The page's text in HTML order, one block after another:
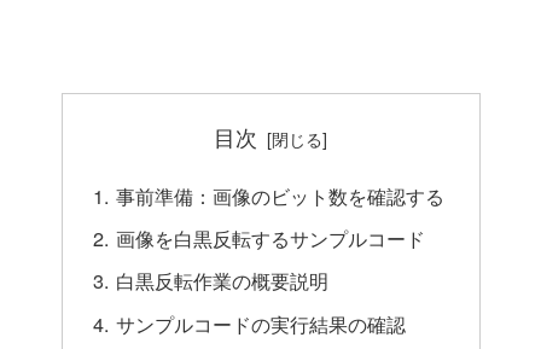
目次
事前準備：画像のビット数を確認する
画像を白黒反転するサンプルコード
白黒反転作業の概要説明
サンプルコードの実行結果の確認